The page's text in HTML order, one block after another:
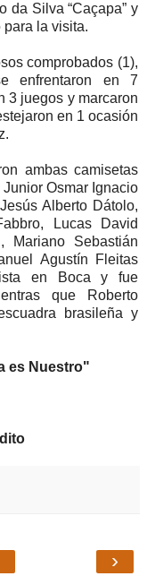
da Silva “Caçapa” y
la visita.
comprobados (1),
enfrentaron en 7
3 juegos y marcaron
en 1 ocasión
ambas camisetas
Osmar Ignacio
Alberto Dátolo,
Lucas David
Mariano Sebastián
Agustín Fleitas
en Boca y fue
que Roberto
brasileña y
es Nuestro"
›